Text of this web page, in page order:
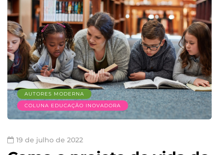
AUTORES MODERNA
COLUNA EDUCAÇÃO INOVADORA
19 de julho de 2022